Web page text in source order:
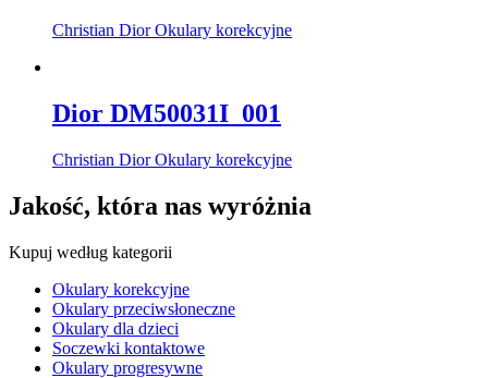
Christian Dior Okulary korekcyjne
Dior DM50031I_001
Christian Dior Okulary korekcyjne
Jakość, która nas wyróżnia
Kupuj według kategorii
Okulary korekcyjne
Okulary przeciwsłoneczne
Okulary dla dzieci
Soczewki kontaktowe
Okulary progresywne